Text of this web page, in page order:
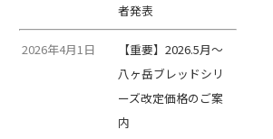
者発表
2026年4月1日
【重要】2026.5月～
八ヶ岳ブレッドシリ
ーズ改定価格のご案
内